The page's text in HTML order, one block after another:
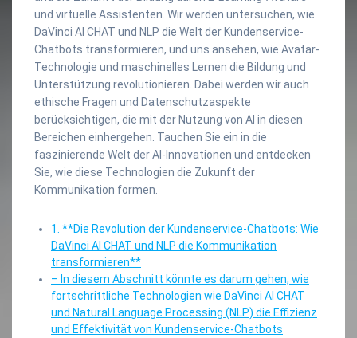
und virtuelle Assistenten. Wir werden untersuchen, wie
DaVinci AI CHAT und NLP die Welt der Kundenservice-
Chatbots transformieren, und uns ansehen, wie Avatar-
Technologie und maschinelles Lernen die Bildung und
Unterstützung revolutionieren. Dabei werden wir auch
ethische Fragen und Datenschutzaspekte
berücksichtigen, die mit der Nutzung von AI in diesen
Bereichen einhergehen. Tauchen Sie ein in die
faszinierende Welt der AI-Innovationen und entdecken
Sie, wie diese Technologien die Zukunft der
Kommunikation formen.
1. **Die Revolution der Kundenservice-Chatbots: Wie
DaVinci AI CHAT und NLP die Kommunikation
transformieren**
– In diesem Abschnitt könnte es darum gehen, wie
fortschrittliche Technologien wie DaVinci AI CHAT
und Natural Language Processing (NLP) die Effizienz
und Effektivität von Kundenservice-Chatbots